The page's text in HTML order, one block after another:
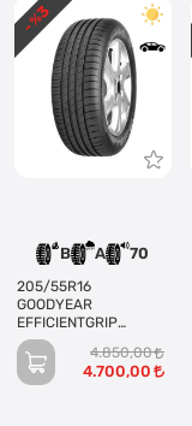
B A 70
205/55R16
GOODYEAR
EFFICIENTGRIP
PERFORMANCE (4
KANAL)
4.850,00
4.700,00
- %
3